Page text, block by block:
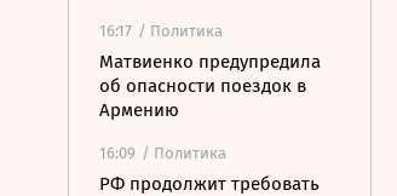
16:17 / Политика
Матвиенко предупредила
об опасности поездок в
Армению
16:09 / Политика
РФ продолжит требовать